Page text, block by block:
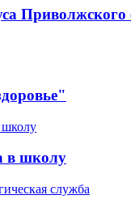
Приволжского
в школу